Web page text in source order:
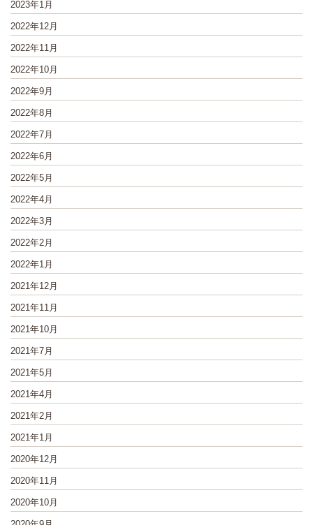
2023年1月
2022年12月
2022年11月
2022年10月
2022年9月
2022年8月
2022年7月
2022年6月
2022年5月
2022年4月
2022年3月
2022年2月
2022年1月
2021年12月
2021年11月
2021年10月
2021年7月
2021年5月
2021年4月
2021年2月
2021年1月
2020年12月
2020年11月
2020年10月